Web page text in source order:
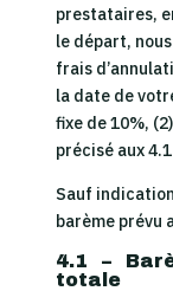
prestataires,
le départ,
frais
la date de
fixe de 10%,
précisé aux
Sauf
barème prévu
4.1 –
totale